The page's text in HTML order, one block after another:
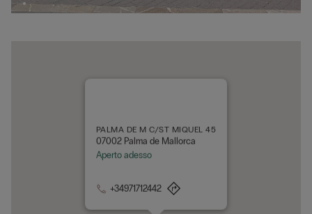
PALMA DE M C/ST MIQUEL 45
07002 Palma de Mallorca
Aperto adesso
+34971712442